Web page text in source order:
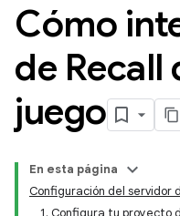
Cómo
de Recall
juego
En esta página
Configuración del servidor
1. Configura tu proyecto